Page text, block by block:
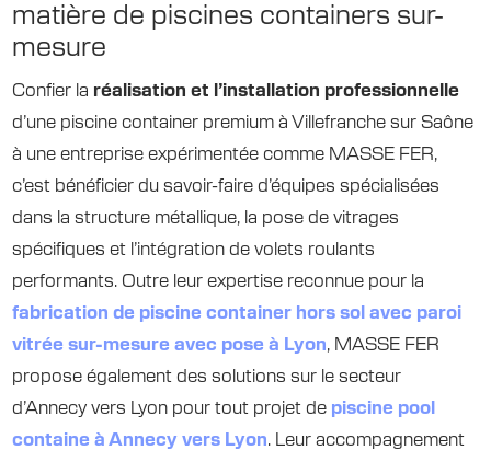
matière de piscines containers sur-
mesure
Confier la réalisation et l’installation professionnelle
d’une piscine container premium à Villefranche sur Saône
à une entreprise expérimentée comme MASSE FER,
c’est bénéficier du savoir-faire d’équipes spécialisées
dans la structure métallique, la pose de vitrages
spécifiques et l’intégration de volets roulants
performants. Outre leur expertise reconnue pour la
fabrication de piscine container hors sol avec paroi
vitrée sur-mesure avec pose à Lyon, MASSE FER
propose également des solutions sur le secteur
d’Annecy vers Lyon pour tout projet de piscine pool
containe à Annecy vers Lyon. Leur accompagnement